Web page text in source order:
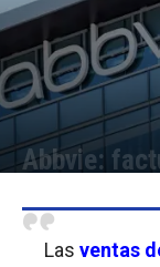
Abbvie:
Las ventas